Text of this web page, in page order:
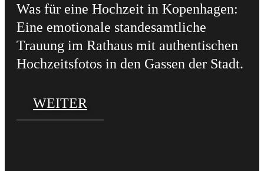
Was für eine Hochzeit in Kopenhagen:
Eine emotionale standesamtliche
Trauung im Rathaus mit authentischen
Hochzeitsfotos in den Gassen der Stadt.
WEITER